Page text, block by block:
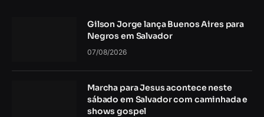
Gilson Jorge lança Buenos Aires para
Negros em Salvador
07/08/2026
Marcha para Jesus acontece neste
sábado em Salvador com caminhada e
shows gospel